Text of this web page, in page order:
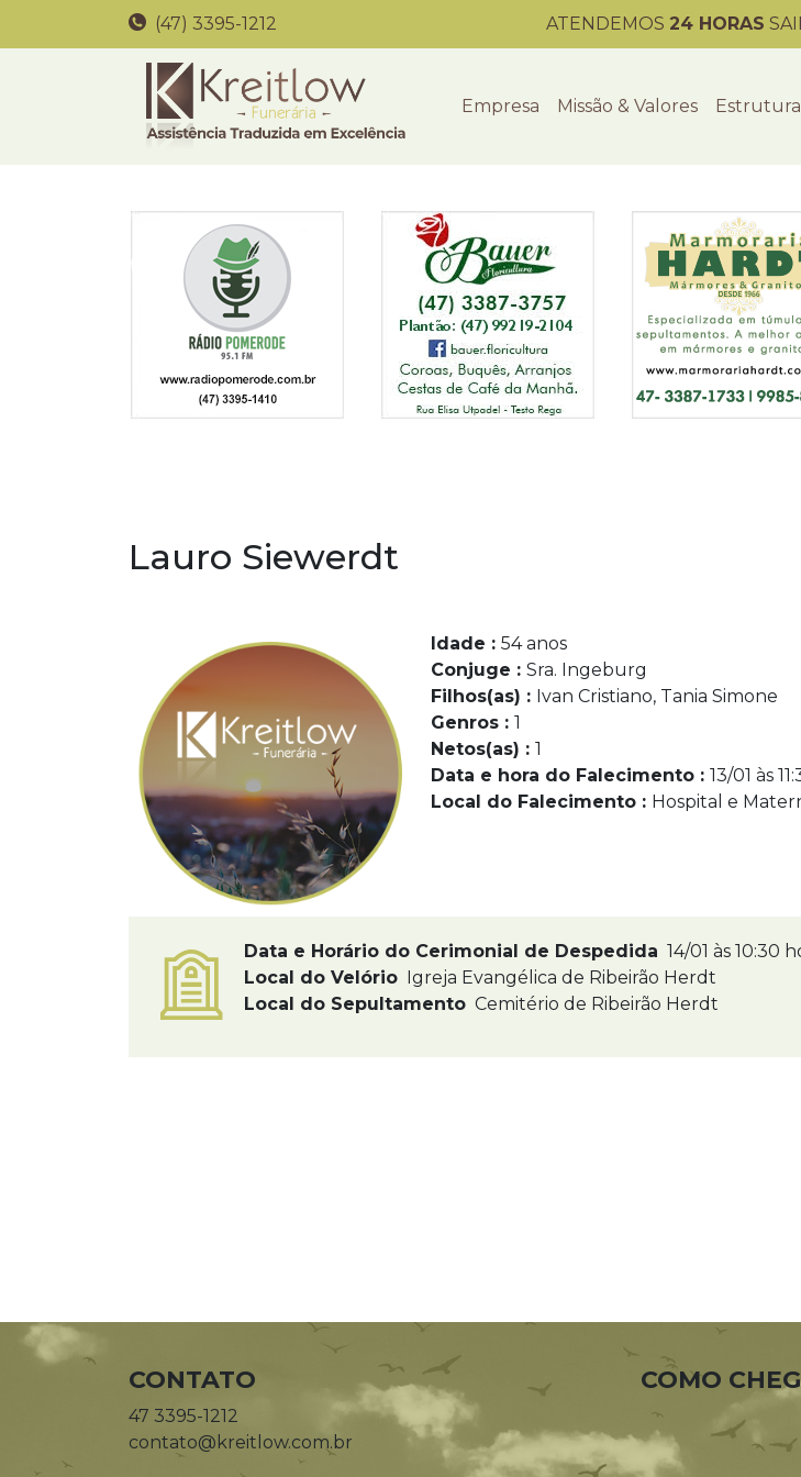
(47) 3395-1212 ATENDEMOS 24 HORAS
Empresa Missão & Valores Estrutura
Lauro Siewerdt
Idade : 54 anos
Conjuge : Sra. Ingeburg
Filhos(as) : Ivan Cristiano, Tania Simone
Genros : 1
Netos(as) : 1
Data e hora do Falecimento : 13/01 às
Local do Falecimento : Hospital e
Data e Horário do Cerimonial de Despedida 14/01 às 10:30
Local do Velório Igreja Evangélica de Ribeirão Herdt
Local do Sepultamento Cemitério de Ribeirão Herdt
CONTATO
47 3395-1212
contato@kreitlow.com.br
COMO